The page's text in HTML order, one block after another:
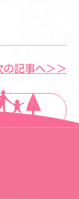
の記事へ＞＞